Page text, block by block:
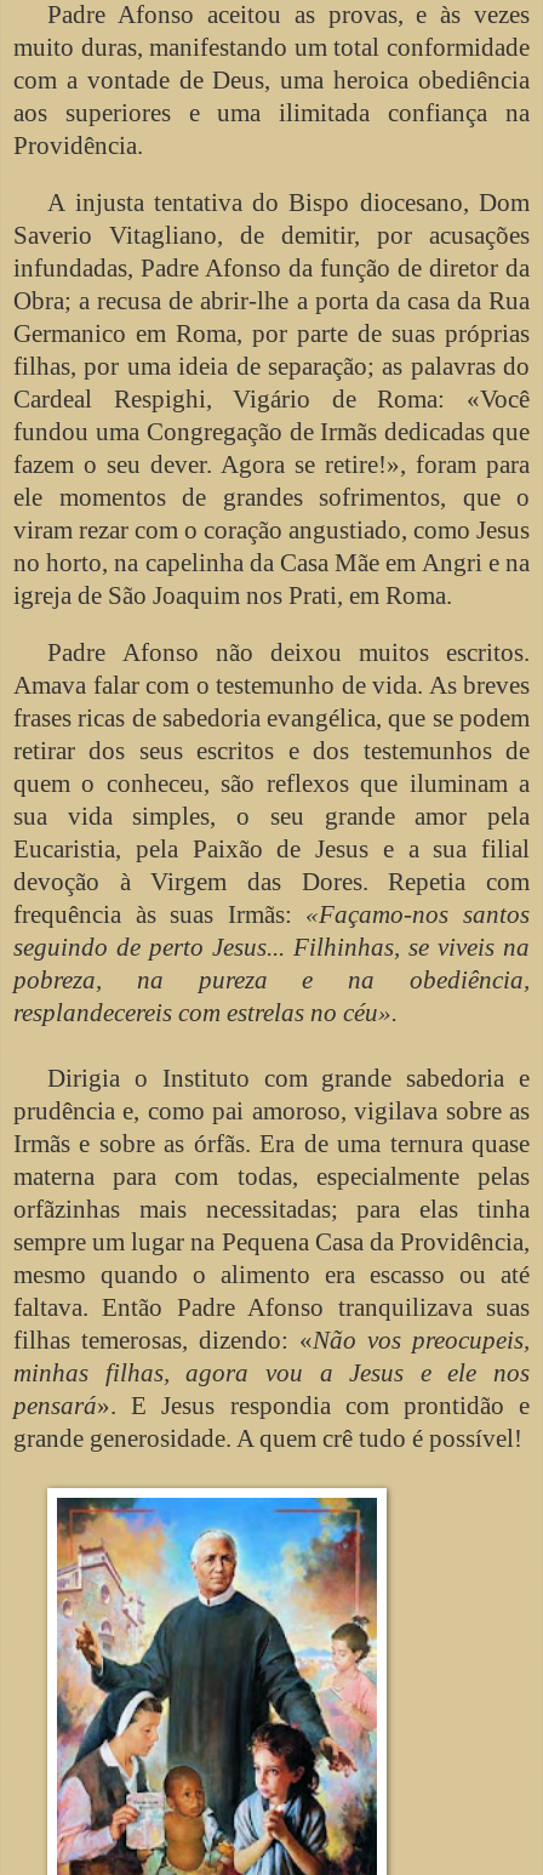
Padre Afonso aceitou as provas, e às vezes
muito duras, manifestando um total conformidade
com a vontade de Deus, uma heroica obediência
aos superiores e uma ilimitada confiança na
Providência.
A injusta tentativa do Bispo diocesano, Dom
Saverio Vitagliano, de demitir, por acusações
infundadas, Padre Afonso da função de diretor da
Obra; a recusa de abrir-lhe a porta da casa da Rua
Germanico em Roma, por parte de suas próprias
filhas, por uma ideia de separação; as palavras do
Cardeal Respighi, Vigário de Roma: «Você
fundou uma Congregação de Irmãs dedicadas que
fazem o seu dever. Agora se retire!», foram para
ele momentos de grandes sofrimentos, que o
viram rezar com o coração angustiado, como Jesus
no horto, na capelinha da Casa Mãe em Angri e na
igreja de São Joaquim nos Prati, em Roma.
Padre Afonso não deixou muitos escritos.
Amava falar com o testemunho de vida. As breves
frases ricas de sabedoria evangélica, que se podem
retirar dos seus escritos e dos testemunhos de
quem o conheceu, são reflexos que iluminam a
sua vida simples, o seu grande amor pela
Eucaristia, pela Paixão de Jesus e a sua filial
devoção à Virgem das Dores. Repetia com
frequência às suas Irmãs: «Façamo-nos santos
seguindo de perto Jesus... Filhinhas, se viveis na
pobreza, na pureza e na obediência,
resplandecereis com estrelas no céu».
Dirigia o Instituto com grande sabedoria e
prudência e, como pai amoroso, vigilava sobre as
Irmãs e sobre as órfãs. Era de uma ternura quase
materna para com todas, especialmente pelas
orfãzinhas mais necessitadas; para elas tinha
sempre um lugar na Pequena Casa da Providência,
mesmo quando o alimento era escasso ou até
faltava. Então Padre Afonso tranquilizava suas
filhas temerosas, dizendo: «Não vos preocupeis,
minhas filhas, agora vou a Jesus e ele nos
pensará». E Jesus respondia com prontidão e
grande generosidade. A quem crê tudo é possível!